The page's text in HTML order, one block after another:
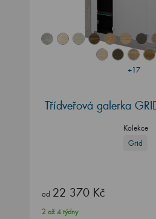
+17
Třídveřová galerka
Kolekce
Grid
od 22 370 Kč
2 až 4 týdny